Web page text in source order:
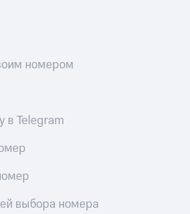
номером
в Telegram
выбора номера